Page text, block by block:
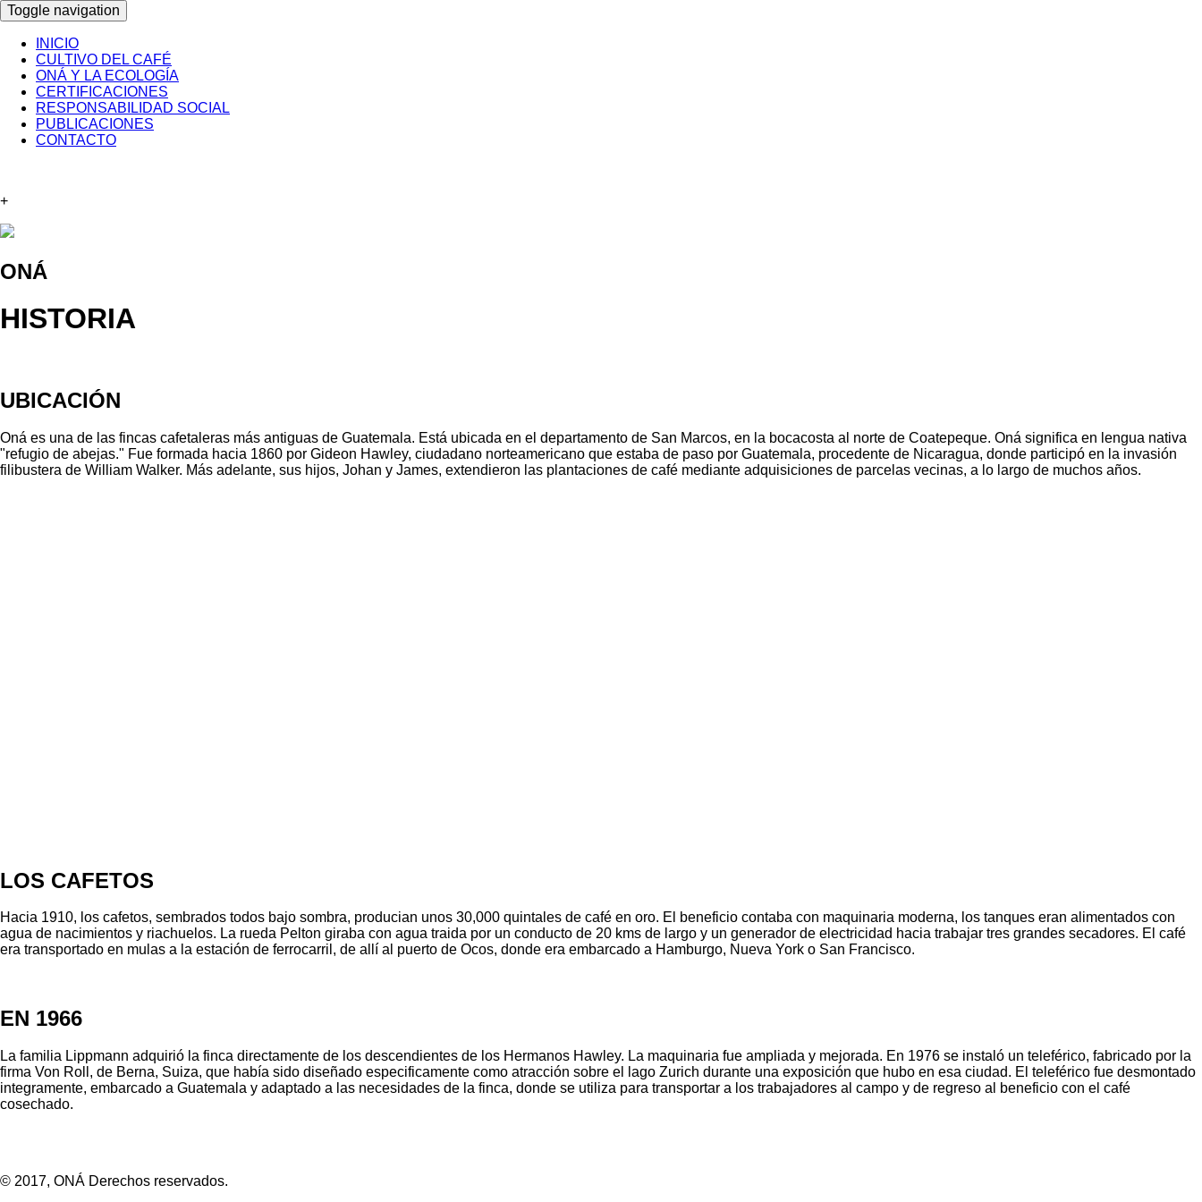
Toggle navigation
INICIO
CULTIVO DEL CAFÉ
ONÁ Y LA ECOLOGÍA
CERTIFICACIONES
RESPONSABILIDAD SOCIAL
PUBLICACIONES
CONTACTO
+
ONÁ
HISTORIA
UBICACIÓN
Oná es una de las fincas cafetaleras más antiguas de Guatemala. Está ubicada en el departamento de San Marcos, en la bocacosta al norte de Coatepeque. Oná significa en lengua nativa
"refugio de abejas." Fue formada hacia 1860 por Gideon Hawley, ciudadano norteamericano que estaba de paso por Guatemala, procedente de Nicaragua, donde participó en la invasión
filibustera de William Walker. Más adelante, sus hijos, Johan y James, extendieron las plantaciones de café mediante adquisiciones de parcelas vecinas, a lo largo de muchos años.
LOS CAFETOS
Hacia 1910, los cafetos, sembrados todos bajo sombra, producian unos 30,000 quintales de café en oro. El beneficio contaba con maquinaria moderna, los tanques eran alimentados con
agua de nacimientos y riachuelos. La rueda Pelton giraba con agua traida por un conducto de 20 kms de largo y un generador de electricidad hacia trabajar tres grandes secadores. El café
era transportado en mulas a la estación de ferrocarril, de allí al puerto de Ocos, donde era embarcado a Hamburgo, Nueva York o San Francisco.
EN 1966
La familia Lippmann adquirió la finca directamente de los descendientes de los Hermanos Hawley. La maquinaria fue ampliada y mejorada. En 1976 se instaló un teleférico, fabricado por la
firma Von Roll, de Berna, Suiza, que había sido diseñado especificamente como atracción sobre el lago Zurich durante una exposición que hubo en esa ciudad. El teleférico fue desmontado
integramente, embarcado a Guatemala y adaptado a las necesidades de la finca, donde se utiliza para transportar a los trabajadores al campo y de regreso al beneficio con el café
cosechado.
© 2017, ONÁ Derechos reservados.